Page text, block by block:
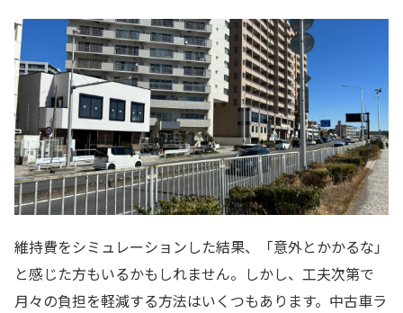
維持費をシミュレーションした結果、「意外とかかるな」
と感じた方もいるかもしれません。しかし、工夫次第で
月々の負担を軽減する方法はいくつもあります。中古車ラ